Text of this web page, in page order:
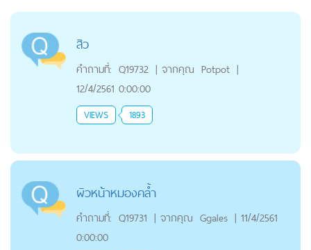
สิว
คำถามที่: Q19732 | จากคุณ Potpot |
12/4/2561 0:00:00
VIEWS 1893
ผิวหน้าหมองคล้ำ
คำถามที่: Q19731 | จากคุณ Ggales | 11/4/2561
0:00:00